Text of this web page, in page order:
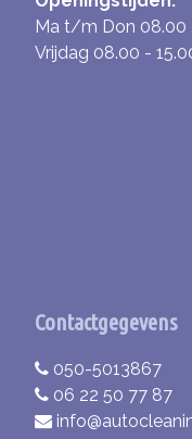
Ma t/m Don 08.00
Vrijdag 08.00 -
Contactgegevens
050-5013867
06 22 50 77 87